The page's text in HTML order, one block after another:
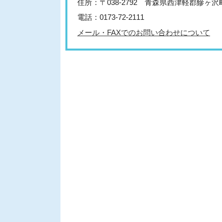
住所：〒038-2792 青森県西津軽郡鰺ヶ沢
電話：0173-72-2111
メール・FAXでのお問い合わせについて